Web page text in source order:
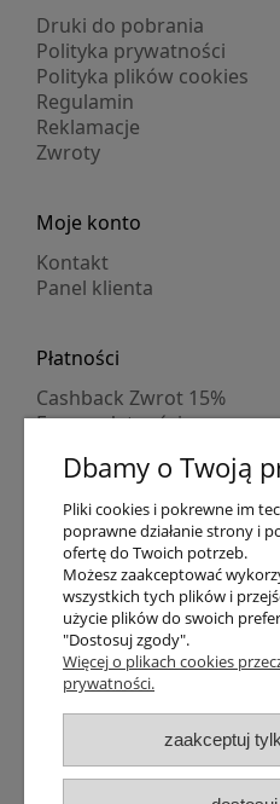
Druki do pobrania
Polityka prywatności
Polityka plików cookies
Regulamin
Reklamacje
Zwroty
Moje konto
Kontakt
Panel klienta
Płatności
Cashback Zwrot 15%
Formy płatności
Numer konta
PayPo kupujesz, nie
Progi rabatowe
Promocje
Dostawa
Czas wysyłki
Dostawa
Śledzenie przesyłki GLS
Śledzenie przesyłki DPD
Shipping abroad
Zarejestruj się
Dbamy o Twoją
Pliki cookies i pokrewne im
poprawne działanie strony i
ofertę do Twoich potrzeb.
Możesz zaakceptować
wszystkich tych plików i
użycie plików do swoich
"Dostosuj zgody".
Więcej o plikach cookies
prywatności.
zaakceptuj